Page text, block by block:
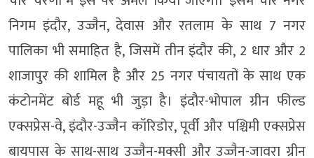
निगम इंदौर, उज्जैन, देवास और रतलाम के साथ 7 नगर
पालिका भी समाहित है, जिसमें तीन इंदौर की, 2 धार और 2
शाजापुर की शामिल है और 25 नगर पंचायतों के साथ एक
कंटोनमेंट बोर्ड महू भी जुड़ा है। इंदौर-भोपाल ग्रीन फील्ड
एक्सप्रेस-वे, इंदौर-उज्जैन कॉरिडोर, पूर्वी और पश्चिमी एक्सप्रेस
बायपास के साथ-साथ उज्जैन-मक्सी और उज्जैन-जावरा ग्रीन